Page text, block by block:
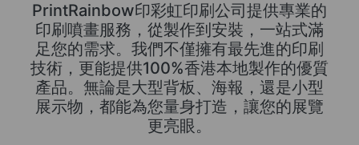
PrintRainbow印彩虹印刷公司提供專業的
印刷噴畫服務，從製作到安裝，一站式滿
足您的需求。我們不僅擁有最先進的印刷
技術，更能提供100%香港本地製作的優質
產品。無論是大型背板、海報，還是小型
展示物，都能為您量身打造，讓您的展覽
更亮眼。